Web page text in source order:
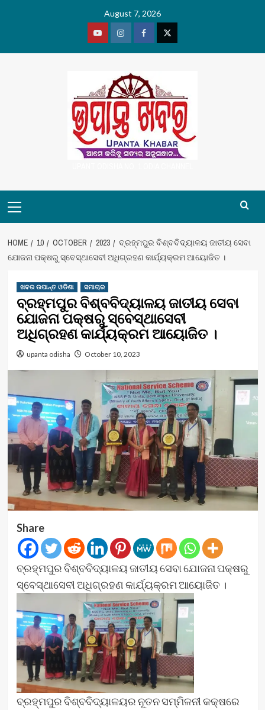
August 7, 2026
YoutubeVimeoFacebookTwitter
Menu
HOME 10 OCTOBER 2023
ବ୍ରହ୍ମପୁର ବିଶ୍ବବିଦ୍ୟାଳୟ ଜାତୀୟ ସେବା
ଯୋଜନା ପକ୍ଷରୁ ସ୍ବେସ୍ଥାସେବୀ ଅଧିଗ୍ରହଣ କାର୍ଯ୍ୟକ୍ରମ ଆୟୋଜିତ ।
ଖବର ଉପାନ୍ତ ଓଡିଶା ସମାଚାର
ବ୍ରହ୍ମପୁର ବିଶ୍ବବିଦ୍ୟାଳୟ ଜାତୀୟ ସେବା
ଯୋଜନା ପକ୍ଷରୁ ସ୍ବେସ୍ଥାସେବୀ
ଅଧିଗ୍ରହଣ କାର୍ଯ୍ୟକ୍ରମ ଆୟୋଜିତ ।
upanta odisha October 10, 2023
Share
ବ୍ରହ୍ମପୁର ବିଶ୍ବବିଦ୍ୟାଳୟ ଜାତୀୟ ସେବା ଯୋଜନା ପକ୍ଷରୁ
ସ୍ବେସ୍ଥାସେବୀ ଅଧିଗ୍ରହଣ କାର୍ଯ୍ୟକ୍ରମ ଆୟୋଜିତ ।
ବ୍ରହ୍ମପୁର ବିଶ୍ବବିଦ୍ୟାଳୟର ନୂତନ ସମ୍ମିଳନୀ କକ୍ଷରେ